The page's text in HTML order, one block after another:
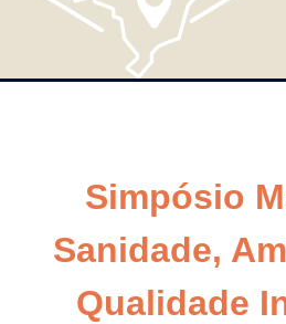
Simpósio
Sanidade,
Qualidade